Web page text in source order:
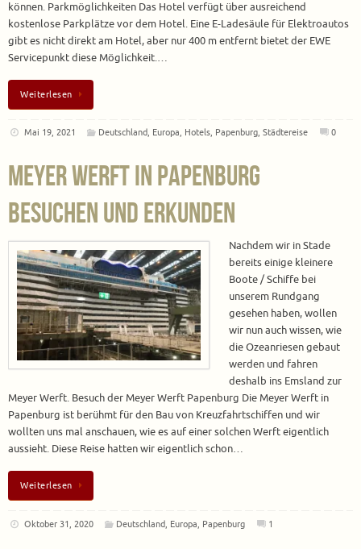
können. Parkmöglichkeiten Das Hotel verfügt über ausreichend
kostenlose Parkplätze vor dem Hotel. Eine E-Ladesäule für Elektroautos
gibt es nicht direkt am Hotel, aber nur 400 m entfernt bietet der EWE
Servicepunkt diese Möglichkeit.…
Weiterlesen
Mai 19, 2021 Deutschland, Europa, Hotels, Papenburg,Städtereise 0
Meyer Werft in Papenburg
besuchen und erkunden
Nachdem wir in Stade
bereits einige kleinere
Boote / Schiffe bei
unserem Rundgang
gesehen haben, wollen
wir nun auch wissen, wie
die Ozeanriesen gebaut
werden und fahren
deshalb ins Emsland zur
Meyer Werft. Besuch der Meyer Werft Papenburg Die Meyer Werft in
Papenburg ist berühmt für den Bau von Kreuzfahrtschiffen und wir
wollten uns mal anschauen, wie es auf einer solchen Werft eigentlich
aussieht. Diese Reise hatten wir eigentlich schon…
Weiterlesen
Oktober 31, 2020 Deutschland Europa Papenburg 1